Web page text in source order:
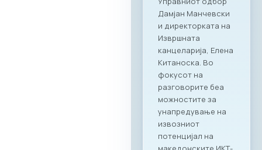
поттикнување на
регионалниот
раст, отворање
нови пазари и
воспоставување
директни
партнерства
помеѓу компаниите
од двете земји.
Програма на
настанот Настанот
ќе биде отворен со